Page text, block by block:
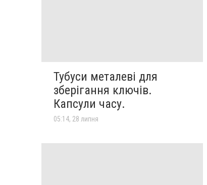
Тубуси металеві для
зберігання ключів.
Капсули часу.
05:14, 28 липня